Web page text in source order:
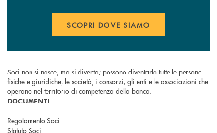
SCOPRI DOVE SIAMO
Soci non si nasce, ma si diventa; possono diventarlo tutte le persone
fisiche e giuridiche, le società, i consorzi, gli enti e le associazioni che
operano nel territorio di competenza della banca.
DOCUMENTI
Regolamento Soci
Statuto Soci